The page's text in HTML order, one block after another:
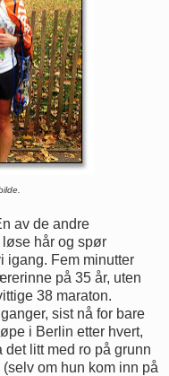
av de andre
hår og spør
igang. Fem minutter
på 35 år, uten
38 maraton.
sist nå for bare
i Berlin etter hvert,
det litt med ro på grunn
om hun kom inn på